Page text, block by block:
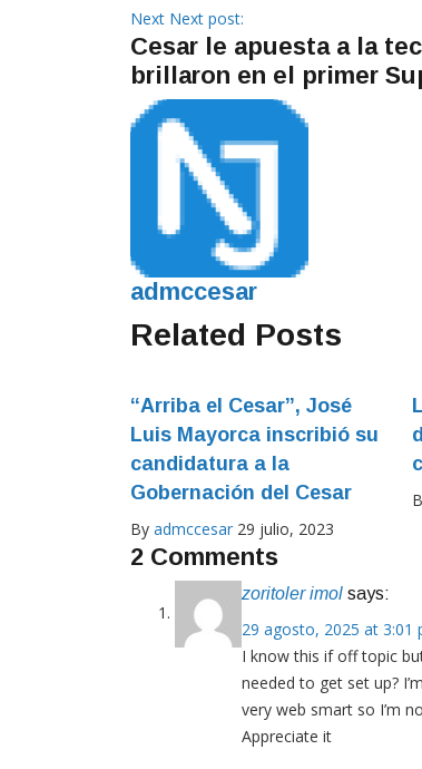
Next Next post:
Cesar le apuesta a la
brillaron en el primer
admccesar
Related Posts
“Arriba el Cesar”, José
Luis Mayorca inscribió su
candidatura a la
Gobernación del Cesar
By admccesar 29 julio, 2023
2 Comments
zoritoler imol says:
29 agosto, 2025 at 3:01
I know this if off topic
needed to get set up?
very web smart so I’m
Appreciate it